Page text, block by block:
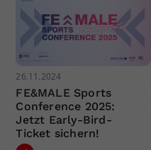
26.11.2024
FE&MALE Sports
Conference 2025:
Jetzt Early-Bird-
Ticket sichern!